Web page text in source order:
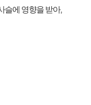
슬에 영향을 받아,